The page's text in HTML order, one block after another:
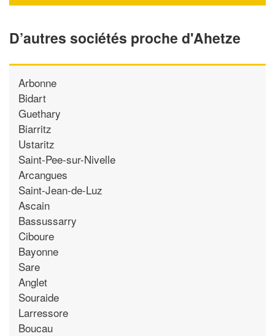
D’autres sociétés proche d'Ahetze
Arbonne
Bidart
Guethary
Biarritz
Ustaritz
Saint-Pee-sur-Nivelle
Arcangues
Saint-Jean-de-Luz
Ascain
Bassussarry
Ciboure
Bayonne
Sare
Anglet
Souraide
Larressore
Boucau